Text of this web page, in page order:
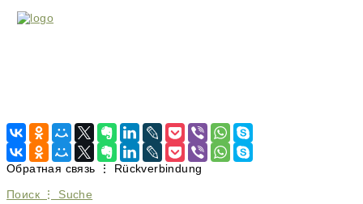
Обратная связь ⋮ Rückverbindung
Поиск ⋮ Suche